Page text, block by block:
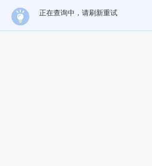
正在查询中，请刷新重试